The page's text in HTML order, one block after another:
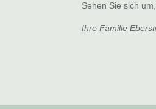
Sehen Sie sich
Ihre Familie